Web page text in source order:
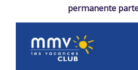
permanente